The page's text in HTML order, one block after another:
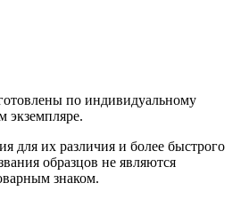
по индивидуальному
экземпляре.
для их различия и более быстрого
образцов не являются
знаком.